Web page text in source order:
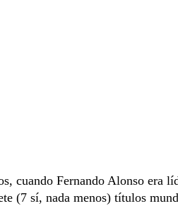
cuando Fernando Alonso era
(7 sí, nada menos) títulos